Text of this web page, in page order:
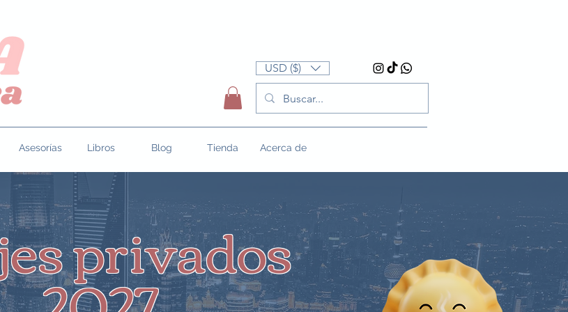
USD ($)
Asesorías Libros Blog Tienda Acerca de
privados